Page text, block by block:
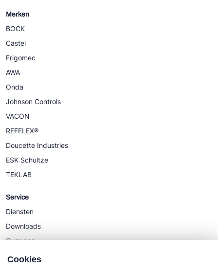
Merken
BOCK
Castel
Frigomec
AWA
Onda
Johnson Controls
VACON
REFFLEX®
Doucette Industries
ESK Schultze
TEKLAB
Service
Diensten
Downloads
Over ons
Nieuws
Cookies